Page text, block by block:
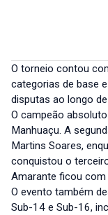
O torneio contou
categorias de base
disputas ao longo
O campeão
Manhuaçu. A
Martins Soares,
conquistou o
Amarante ficou com
O evento também
Sub-14 e Sub-16,